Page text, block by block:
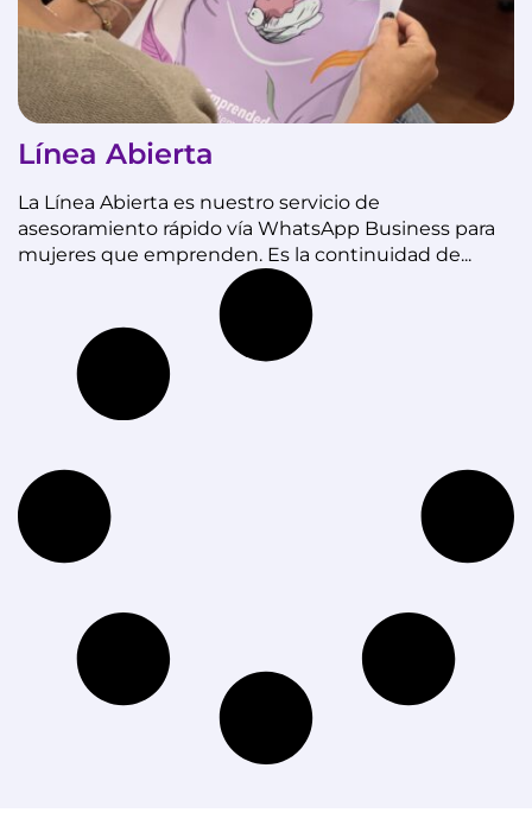
Línea Abierta
La Línea Abierta es nuestro servicio de
asesoramiento rápido vía WhatsApp Business para
mujeres que emprenden. Es la continuidad de...